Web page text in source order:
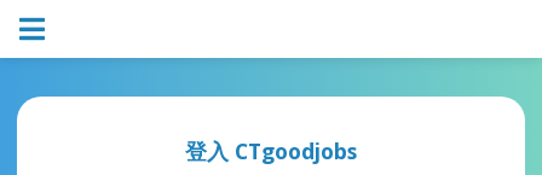
登入 CTgoodjobs